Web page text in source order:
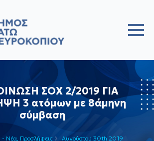
ΣΟΧ 2/2019 ΓΙΑ
3 ατόμων με 8άμηνη
σύμβαση
- Νέα Προσλήψεις Αυγούστου 30th 2019